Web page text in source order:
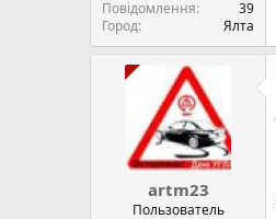
Повідомлення
39
Город
Ялта
artm23
Пользователь